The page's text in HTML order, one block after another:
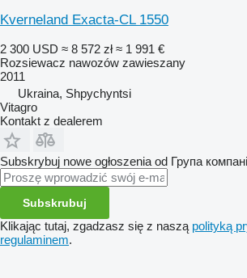
Kverneland Exacta-CL 1550
2 300 USD ≈ 8 572 zł ≈ 1 991 €
Rozsiewacz nawozów zawieszany
2011
Ukraina, Shpychyntsi
Vitagro
Kontakt z dealerem
Subskrybuj nowe ogłoszenia od Група
Subskrubuj
Klikając tutaj, zgadzasz się z naszą polityką
regulaminem.